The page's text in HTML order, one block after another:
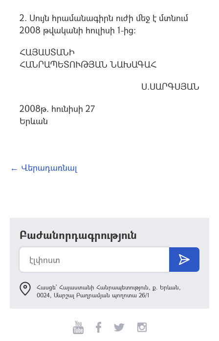
2. Սույն հրամանագիրն ուժի մեջ է մտնում
2008 թվականի հուլիսի 1-ից:
ՀԱՅԱՍՏԱՆԻ
ՀԱՆՐԱՊԵՏՈՒԹՅԱՆ ՆԱԽԱԳԱՀ
Ս.ՍԱՐԳՍՅԱՆ
2008թ. հունիսի 27
Երևան
← Վերադառնալ
Բաժանորդագրություն
Հասցե՝ Հայաստանի Հանրապետություն, ք. Երևան,
0024, Մարշալ Բաղրամյան պողոտա 26/1